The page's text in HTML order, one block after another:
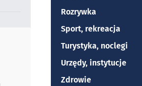
Rozrywka
Sport, rekreacja
Turystyka, noclegi
Urzędy, instytucje
Zdrowie